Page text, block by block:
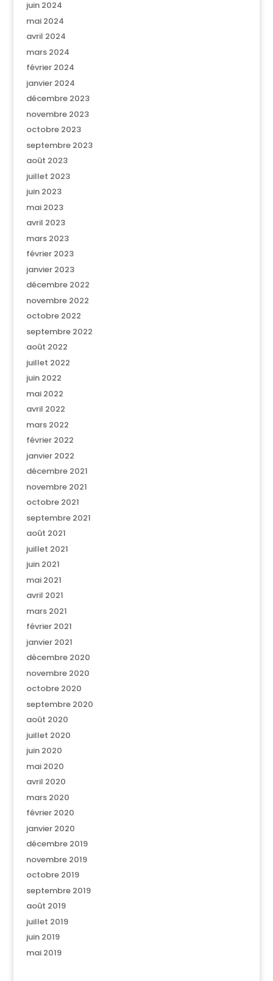
juin 2024
mai 2024
avril 2024
mars 2024
février 2024
janvier 2024
décembre 2023
novembre 2023
octobre 2023
septembre 2023
août 2023
juillet 2023
juin 2023
mai 2023
avril 2023
mars 2023
février 2023
janvier 2023
décembre 2022
novembre 2022
octobre 2022
septembre 2022
août 2022
juillet 2022
juin 2022
mai 2022
avril 2022
mars 2022
février 2022
janvier 2022
décembre 2021
novembre 2021
octobre 2021
septembre 2021
août 2021
juillet 2021
juin 2021
mai 2021
avril 2021
mars 2021
février 2021
janvier 2021
décembre 2020
novembre 2020
octobre 2020
septembre 2020
août 2020
juillet 2020
juin 2020
mai 2020
avril 2020
mars 2020
février 2020
janvier 2020
décembre 2019
novembre 2019
octobre 2019
septembre 2019
août 2019
juillet 2019
juin 2019
mai 2019